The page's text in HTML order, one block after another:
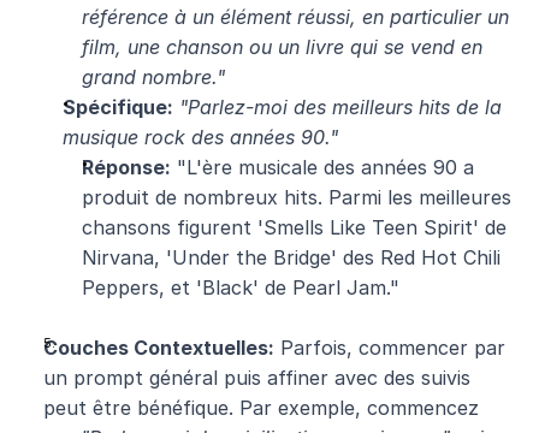
référence à un élément réussi, en particulier un
film, une chanson ou un livre qui se vend en
grand nombre."
Spécifique: "Parlez-moi des meilleurs hits de la
musique rock des années 90."
Réponse: "L'ère musicale des années 90 a
produit de nombreux hits. Parmi les meilleures
chansons figurent 'Smells Like Teen Spirit' de
Nirvana, 'Under the Bridge' des Red Hot Chili
Peppers, et 'Black' de Pearl Jam."
Couches Contextuelles: Parfois, commencer par
un prompt général puis affiner avec des suivis
peut être bénéfique. Par exemple, commencez